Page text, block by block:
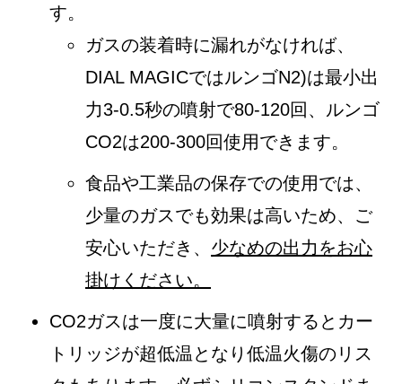
す。
ガスの装着時に漏れがなければ、
DIAL MAGICではルンゴN2)は最小出
力3-0.5秒の噴射で80-120回、ルンゴ
CO2は200-300回使用できます。
食品や工業品の保存での使用では、
少量のガスでも効果は高いため、ご
安心いただき、 少なめの出力をお心
掛けください。
CO2ガスは一度に大量に噴射するとカー
トリッジが超低温となり低温火傷のリス